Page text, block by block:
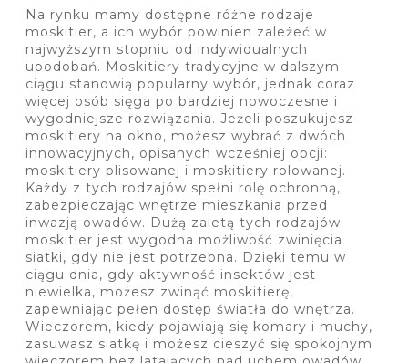
Na rynku mamy dostępne różne rodzaje
moskitier, a ich wybór powinien zależeć w
najwyższym stopniu od indywidualnych
upodobań. Moskitiery tradycyjne w dalszym
ciągu stanowią popularny wybór, jednak coraz
więcej osób sięga po bardziej nowoczesne i
wygodniejsze rozwiązania. Jeżeli poszukujesz
moskitiery na okno, możesz wybrać z dwóch
innowacyjnych, opisanych wcześniej opcji:
moskitiery plisowanej i moskitiery rolowanej.
Każdy z tych rodzajów spełni rolę ochronną,
zabezpieczając wnętrze mieszkania przed
inwazją owadów. Dużą zaletą tych rodzajów
moskitier jest wygodna możliwość zwinięcia
siatki, gdy nie jest potrzebna. Dzięki temu w
ciągu dnia, gdy aktywność insektów jest
niewielka, możesz zwinąć moskitierę,
zapewniając pełen dostęp światła do wnętrza.
Wieczorem, kiedy pojawiają się komary i muchy,
zasuwasz siatkę i możesz cieszyć się spokojnym